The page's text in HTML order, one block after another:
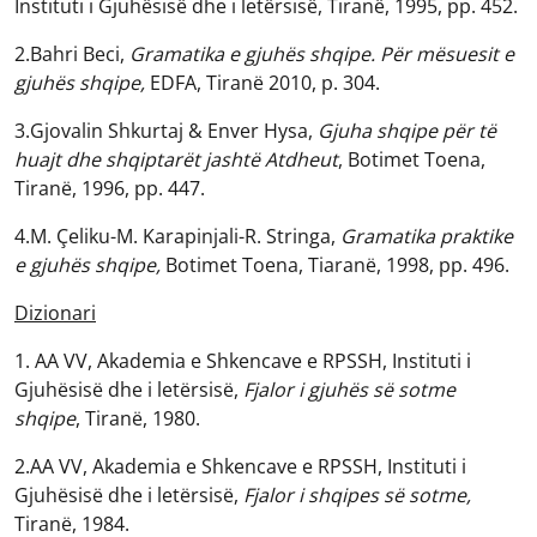
Instituti i Gjuhësisë dhe i letërsisë, Tiranë, 1995, pp. 452.
2.Bahri Beci, Gramatika e gjuhës shqipe. Për mësuesit e
gjuhës shqipe, EDFA, Tiranë 2010, p. 304.
3.Gjovalin Shkurtaj & Enver Hysa, Gjuha shqipe për të
huajt dhe shqiptarët jashtë Atdheut, Botimet Toena,
Tiranë, 1996, pp. 447.
4.M. Çeliku-M. Karapinjali-R. Stringa, Gramatika praktike
e gjuhës shqipe, Botimet Toena, Tiaranë, 1998, pp. 496.
Dizionari
1. AA VV, Akademia e Shkencave e RPSSH, Instituti i
Gjuhësisë dhe i letërsisë, Fjalor i gjuhës së sotme
shqipe, Tiranë, 1980.
2.AA VV, Akademia e Shkencave e RPSSH, Instituti i
Gjuhësisë dhe i letërsisë, Fjalor i shqipes së sotme,
Tiranë, 1984.